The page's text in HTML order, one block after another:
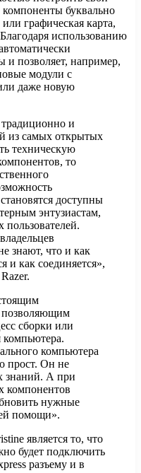
буквально
графическая карта,
использованию
и позволяет, например,
модули с
даже новую
и
из самых открытых
техническую
то
доступны
энтузиастам,
знают, что и как
и как соединяется»,
сборки или
компьютера
прост. Он не
знаний. А при
компонентов
нужные
помощи».
является то, что
будет подключить
разъему и в